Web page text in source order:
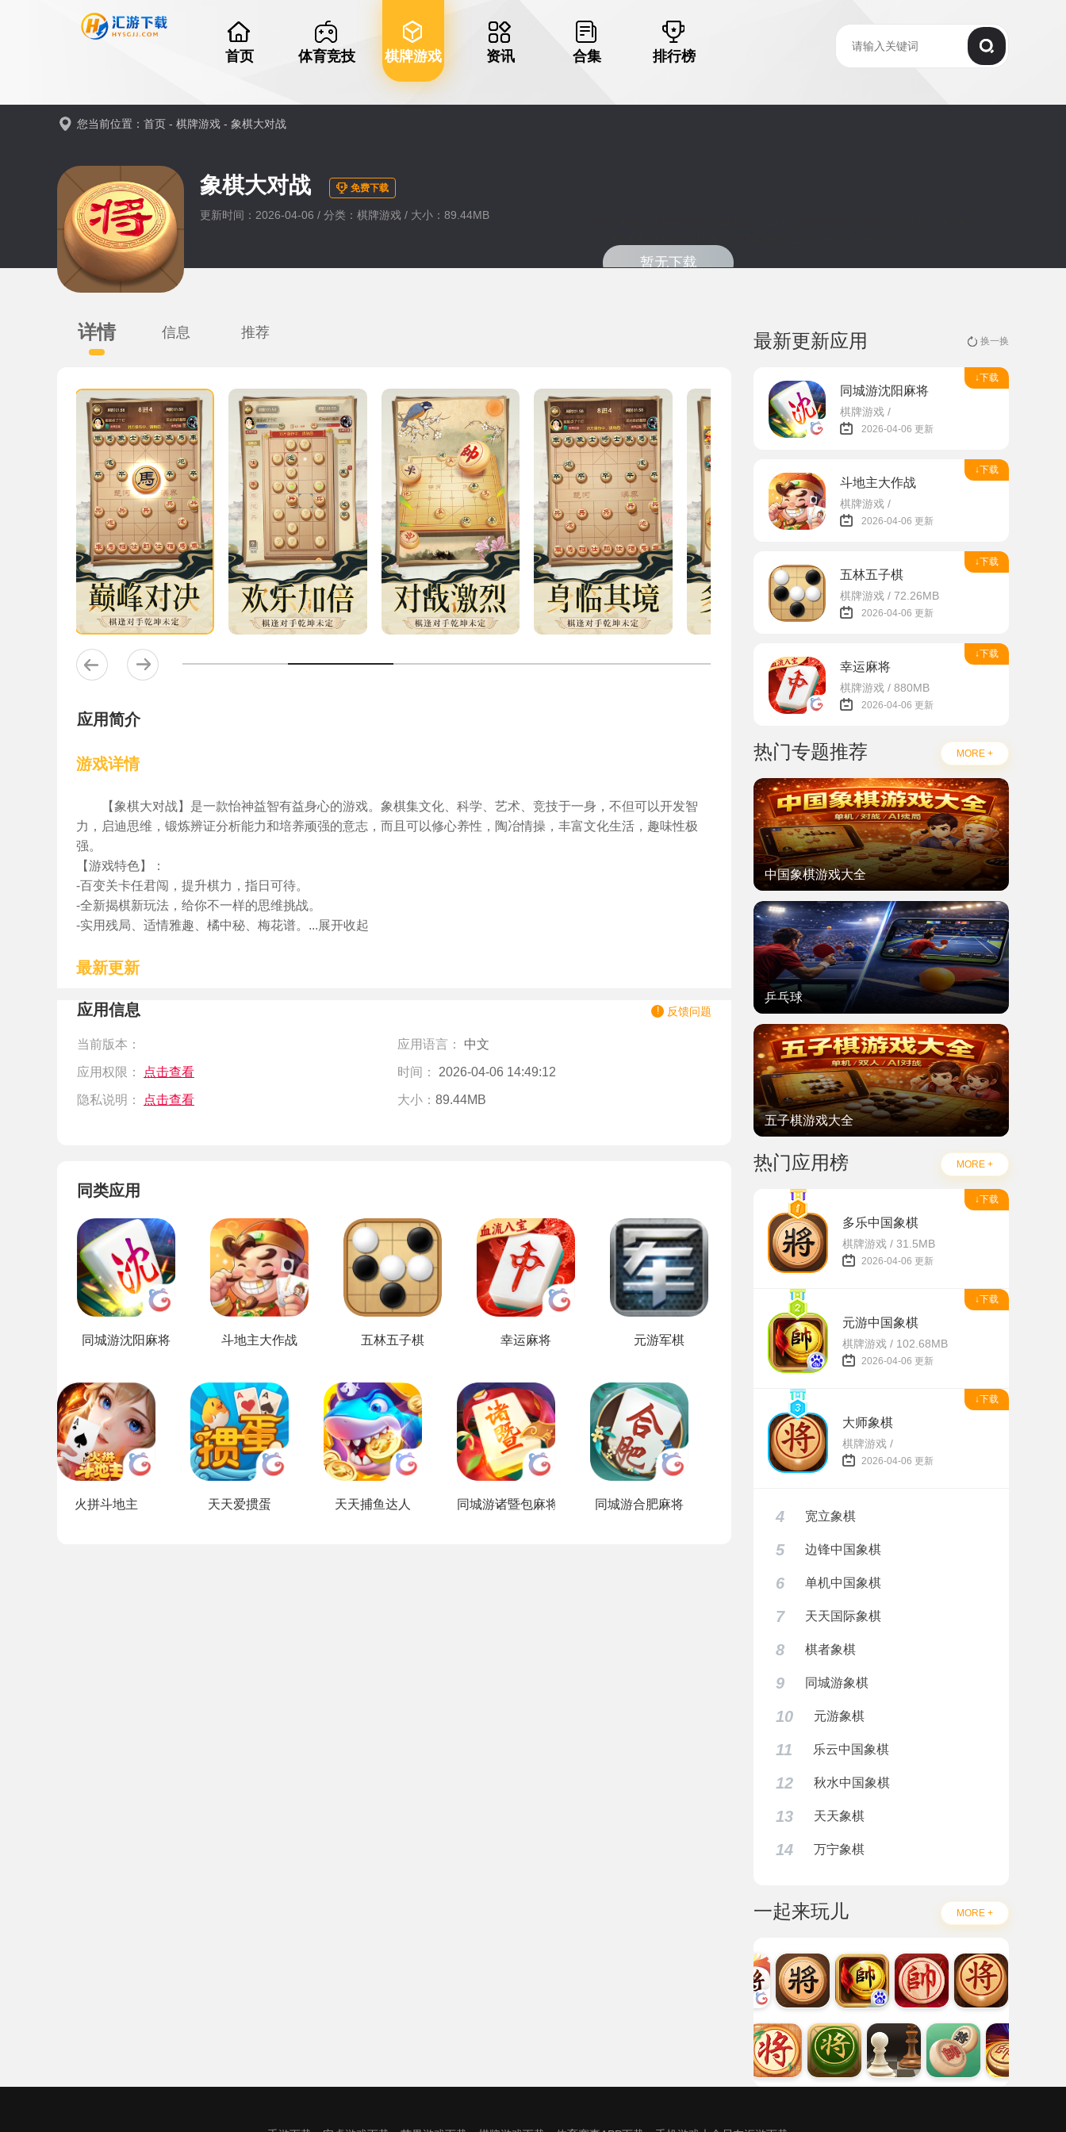
首页 体育竞技 棋牌游戏 资讯 合集 排行榜
您当前位置： 首页 - 棋牌游戏 - 象棋大对战
象棋大对战 免费下载
更新时间：2026-04-06 / 分类：棋牌游戏 / 大小：89.44MB
暂无下载
详情 信息 推荐
应用简介
游戏详情
【象棋大对战】是一款怡神益智有益身心的游戏。象棋集文化、科学、艺术、竞技于一身，不但可以开发智
力，启迪思维，锻炼辨证分析能力和培养顽强的意志，而且可以修心养性，陶冶情操，丰富文化生活，趣味性极
强。
【游戏特色】：
-百变关卡任君闯，提升棋力，指日可待。
-全新揭棋新玩法，给你不一样的思维挑战。
-实用残局、适情雅趣、橘中秘、梅花谱。...展开收起
最新更新
应用信息 反馈问题
当前版本： 应用语言： 中文
应用权限： 点击查看 时间： 2026-04-06 14:49:12
隐私说明： 点击查看 大小： 89.44MB
同类应用
同城游沈阳麻将 斗地主大作战 五林五子棋 幸运麻将 元游军棋
火拼斗地主 天天爱掼蛋 天天捕鱼达人 同城游诸暨包麻将 同城游合肥麻将
最新更新应用 换一换
↓下载
同城游沈阳麻将
棋牌游戏 /
2026-04-06 更新
↓下载
斗地主大作战
棋牌游戏 /
2026-04-06 更新
↓下载
五林五子棋
棋牌游戏 / 72.26MB
2026-04-06 更新
↓下载
幸运麻将
棋牌游戏 / 880MB
2026-04-06 更新
热门专题推荐 MORE +
中国象棋游戏大全
乒乓球
五子棋游戏大全
热门应用榜 MORE +
↓下载
多乐中国象棋
棋牌游戏 / 31.5MB
2026-04-06 更新
↓下载
元游中国象棋
棋牌游戏 / 102.68MB
2026-04-06 更新
↓下载
大师象棋
棋牌游戏 /
2026-04-06 更新
4 宽立象棋
5 边锋中国象棋
6 单机中国象棋
7 天天国际象棋
8 棋者象棋
9 同城游象棋
10 元游象棋
11 乐云中国象棋
12 秋水中国象棋
13 天天象棋
14 万宁象棋
一起来玩儿 MORE +